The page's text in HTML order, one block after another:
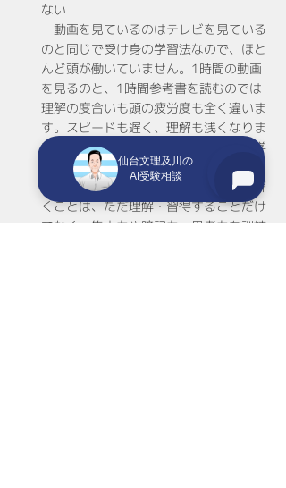
ない
動画を見ているのはテレビを見ている
のと同じで受け身の学習法なので、ほと
んど頭が働いていません。1時間の動画
を見るのと、1時間参考書を読むのでは
理解の度合いも頭の疲労度も全く違いま
す。スピードも遅く、理解も浅くなりま
す。自分の頭が働かない状態で長時間学
習していると、集中力も身に付かなくな
ります。参考書を読むことや問題集を解
くことは、ただ理解・習得することだけ
でなく、集中力や暗記力・思考力を訓練
仙台文理及川の
AI受験相談